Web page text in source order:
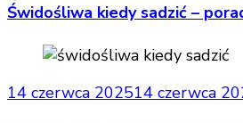
Świdośliwa kiedy sadzić –
14 czerwca 202514 czerwca